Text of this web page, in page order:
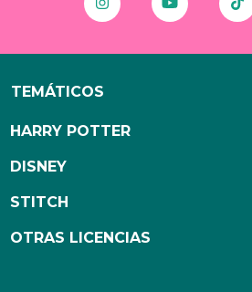
TEMÁTICOS
HARRY POTTER
DISNEY
STITCH
OTRAS LICENCIAS